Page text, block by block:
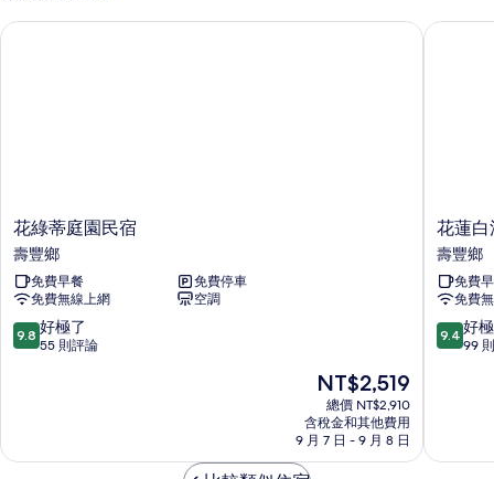
相
詳
花
綠
蒂
庭
園
民
宿
花綠蒂庭園民宿
壽豐鄉
免費早餐
免費停車
免費無線上網
空調
9.8
分，
極
9.8 好極了
55 則評論
現
在
價
格
為
NT$2,519
總價 NT$2,910
含稅金和其他費用
9 月 7 日 - 9 月 8 日
花綠蒂庭園民宿
花
蓮
白
浪
滔
滔
民
花蓮白
壽豐鄉
免費
免費
9.4
分，
極
9.4 好
99
花蓮白